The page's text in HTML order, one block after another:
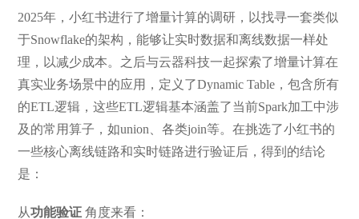
2025年，小红书进行了增量计算的调研，以找寻一套类似
于Snowflake的架构，能够让实时数据和离线数据一样处
理，以减少成本。之后与云器科技一起探索了增量计算在
真实业务场景中的应用，定义了Dynamic Table，包含所有
的ETL逻辑，这些ETL逻辑基本涵盖了当前Spark加工中涉
及的常用算子，如union、各类join等。在挑选了小红书的
一些核心离线链路和实时链路进行验证后，得到的结论
是：
从功能验证 角度来看：